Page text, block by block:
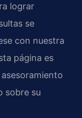
lograr
se
con nuestra
página es
sobre su